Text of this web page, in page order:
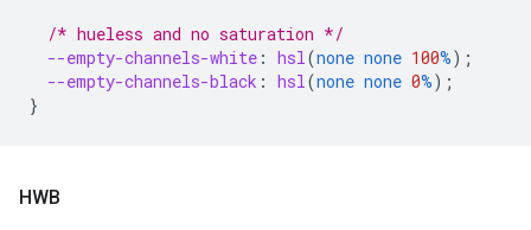
/* hueless and no saturation */
--empty-channels-white : hsl(none none 100%);
--empty-channels-black : hsl(none none 0%);
}
HWB